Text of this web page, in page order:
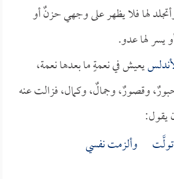
لها فلا يظهر على وجهي حزنٌ أو
يسر لها عدو.
يعيش في نعمةٍ ما بعدها نعمة،
وقصورٌ، وجمالٌ، وكمال، فزالت عنه
يقول:
تولَّت وألزمت نفسي